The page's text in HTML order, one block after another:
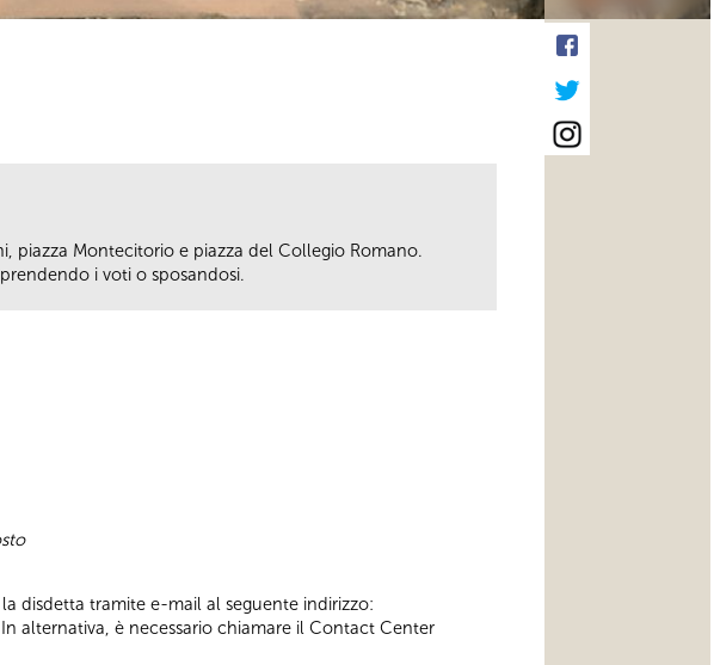
piazza Montecitorio e piazza del Collegio Romano.
i voti o sposandosi.
disdetta tramite e-mail al seguente indirizzo:
alternativa, è necessario chiamare il Contact Center